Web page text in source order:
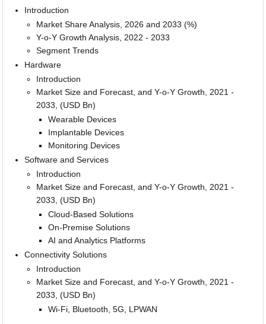
Introduction
Market Share Analysis, 2026 and 2033 (%)
Y-o-Y Growth Analysis, 2022 - 2033
Segment Trends
Hardware
Introduction
Market Size and Forecast, and Y-o-Y Growth, 2021 -
2033, (USD Bn)
Wearable Devices
Implantable Devices
Monitoring Devices
Software and Services
Introduction
Market Size and Forecast, and Y-o-Y Growth, 2021 -
2033, (USD Bn)
Cloud-Based Solutions
On-Premise Solutions
AI and Analytics Platforms
Connectivity Solutions
Introduction
Market Size and Forecast, and Y-o-Y Growth, 2021 -
2033, (USD Bn)
Wi-Fi, Bluetooth, 5G, LPWAN